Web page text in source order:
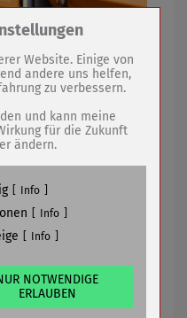
sich dem Ende zu
mehr
für Sömmerda“
Cookies /
Website (Wenko-
& Co. KG)
/ SPAM
Entscheidungscookie
Website (Wenko-
& Co. KG)
der Besucher
von Cookies.
Website. Einige von
andere uns helfen,
zu verbessern.
und kann meine
für die Zukunft
ändern.
Info
Info
Info
NOTWENDIGE
ERLAUBEN